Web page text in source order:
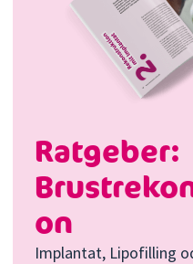
Ratgeber:
on
Implantat, Lipofilling